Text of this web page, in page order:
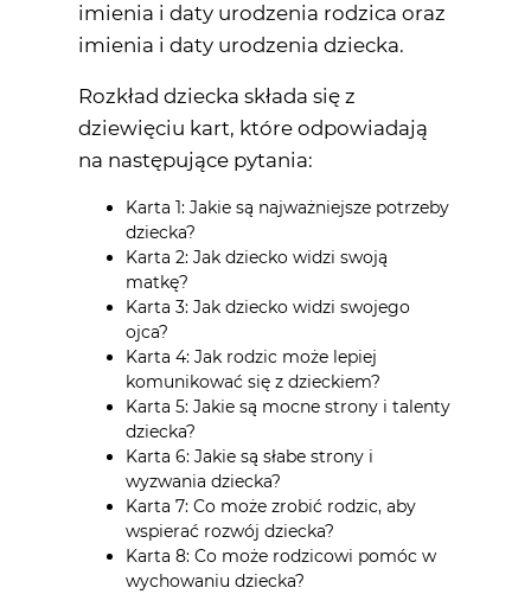
imienia i daty urodzenia rodzica oraz
imienia i daty urodzenia dziecka.
Rozkład dziecka składa się z
dziewięciu kart, które odpowiadają
na następujące pytania:
Karta 1: Jakie są najważniejsze potrzeby
dziecka?
Karta 2: Jak dziecko widzi swoją
matkę?
Karta 3: Jak dziecko widzi swojego
ojca?
Karta 4: Jak rodzic może lepiej
komunikować się z dzieckiem?
Karta 5: Jakie są mocne strony i talenty
dziecka?
Karta 6: Jakie są słabe strony i
wyzwania dziecka?
Karta 7: Co może zrobić rodzic, aby
wspierać rozwój dziecka?
Karta 8: Co może rodzicowi pomóc w
wychowaniu dziecka?